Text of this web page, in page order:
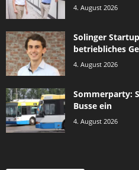
4. August 2026
Solinger
betriebliches
4. August 2026
Sommerparty:
Busse ein
4. August 2026